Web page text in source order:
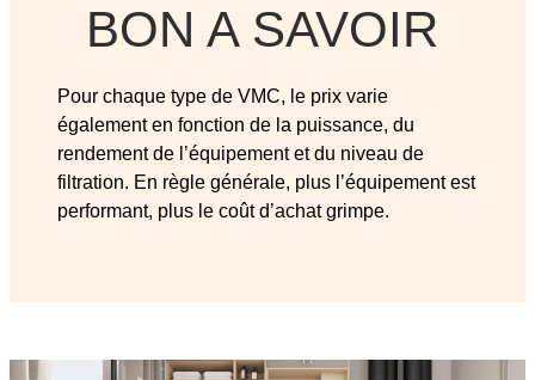
BON A SAVOIR
Pour chaque type de VMC, le prix varie
également en fonction de la puissance, du
rendement de l’équipement et du niveau de
filtration. En règle générale, plus l’équipement est
performant, plus le coût d’achat grimpe.